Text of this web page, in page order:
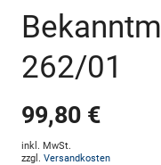
262/01
99,80 €
inkl. MwSt.
zzgl. Versandkosten